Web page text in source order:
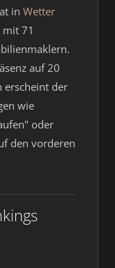
in Wetter
mit 71
auf 20
erscheint der
wie
oder
den vorderen